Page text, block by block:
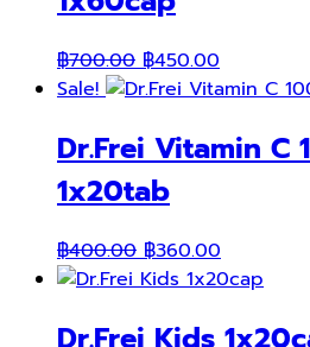
฿700.00 Original
price
฿700.00.
฿450.00
price
฿450.00.
Sale!
Dr.Frei Vitamin C
1x20tab
฿400.00 Original
price
฿400.00.
฿360.00
price
฿360.00.